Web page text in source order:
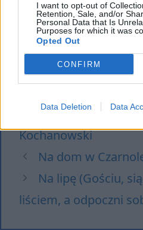
I want to opt-out of
Retention, Sale, and/or
Personal Data that Is
Purposes for which it was
Opted Out
CONFIRM
Data Deletion Data
Lilije –
interpretacja,
Kategorie
Tagi
Fraszki
Kochanowski
Na dom w
Na lipę (Gościu,
liściem, a odpoczni